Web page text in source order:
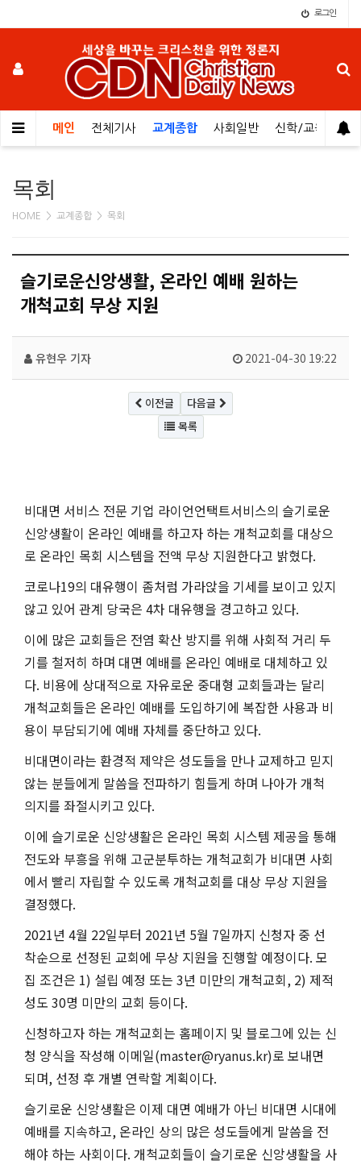
로그인
메인 전체기사 교계종합 사회일반 신학/교육 오
목회
HOME > 교계종합 > 목회
슬기로운신앙생활, 온라인 예배 원하는
개척교회 무상 지원
유현우 기자 2021-04-30 19:22
이전글
다음글
목록
비대면 서비스 전문 기업 라이언언택트서비스의 슬기로운
신앙생활이 온라인 예배를 하고자 하는 개척교회를 대상으
로 온라인 목회 시스템을 전액 무상 지원한다고 밝혔다.
코로나19의 대유행이 좀처럼 가라앉을 기세를 보이고 있지
않고 있어 관계 당국은 4차 대유행을 경고하고 있다.
이에 많은 교회들은 전염 확산 방지를 위해 사회적 거리 두
기를 철저히 하며 대면 예배를 온라인 예배로 대체하고 있
다. 비용에 상대적으로 자유로운 중대형 교회들과는 달리
개척교회들은 온라인 예배를 도입하기에 복잡한 사용과 비
용이 부담되기에 예배 자체를 중단하고 있다.
비대면이라는 환경적 제약은 성도들을 만나 교제하고 믿지
않는 분들에게 말씀을 전파하기 힘들게 하며 나아가 개척
의지를 좌절시키고 있다.
이에 슬기로운 신앙생활은 온라인 목회 시스템 제공을 통해
전도와 부흥을 위해 고군분투하는 개척교회가 비대면 사회
에서 빨리 자립할 수 있도록 개척교회를 대상 무상 지원을
결정했다.
2021년 4월 22일부터 2021년 5월 7일까지 신청자 중 선
착순으로 선정된 교회에 무상 지원을 진행할 예정이다. 모
집 조건은 1) 설립 예정 또는 3년 미만의 개척교회, 2) 제적
성도 30명 미만의 교회 등이다.
신청하고자 하는 개척교회는 홈페이지 및 블로그에 있는 신
청 양식을 작성해 이메일(master@ryanus.kr)로 보내면
되며, 선정 후 개별 연락할 계획이다.
슬기로운 신앙생활은 이제 대면 예배가 아닌 비대면 시대에
예배를 지속하고, 온라인 상의 많은 성도들에게 말씀을 전
해야 하는 사회이다. 개척교회들이 슬기로운 신앙생활을 사